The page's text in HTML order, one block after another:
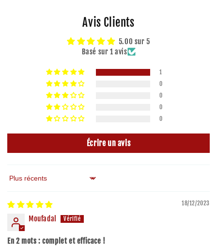
Avis Clients
5.00 sur 5
Basé sur 1 avis
1
0
0
0
0
Écrire un avis
Sort by
18/12/2023
Moufadal
En 2 mots : complet et efficace !